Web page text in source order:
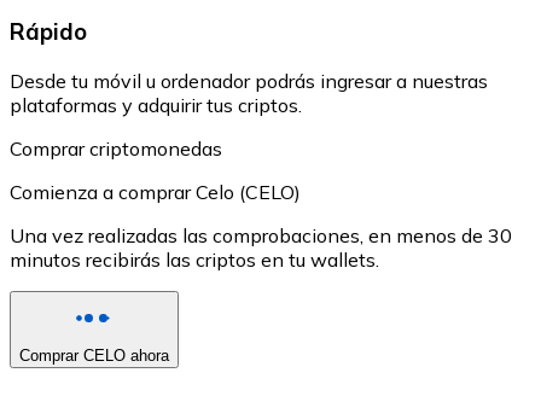
Rápido
Desde tu móvil u ordenador podrás ingresar a nuestras
plataformas y adquirir tus criptos.
Comprar criptomonedas
Comienza a comprar Celo (CELO)
Una vez realizadas las comprobaciones, en menos de 30
minutos recibirás las criptos en tu wallets.
Comprar CELO ahora